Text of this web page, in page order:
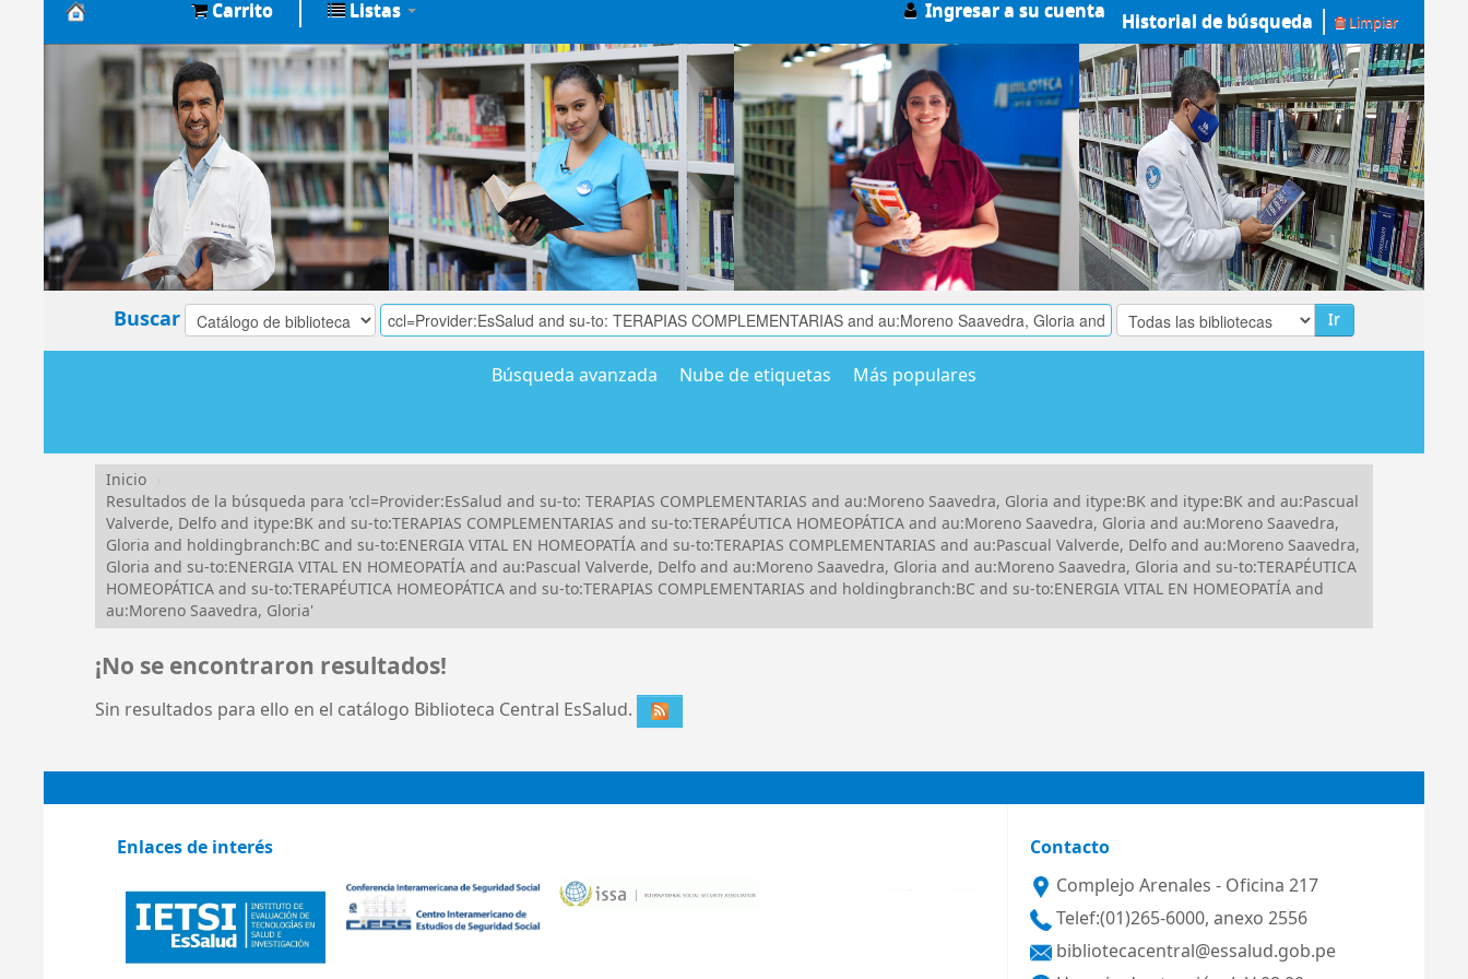
Biblioteca
Central
EsSalud
Carrito Listas Ingresar a su cuenta Historial de búsqueda Limpiar
Buscar Ir
Búsqueda avanzada Nube de etiquetas Más populares
Inicio
Resultados de la búsqueda para 'ccl=Provider:EsSalud and su-to: TERAPIAS COMPLEMENTARIAS and au:Moreno Saavedra, Gloria and itype:BK and itype:BK and au:Pascual
Valverde, Delfo and itype:BK and su-to:TERAPIAS COMPLEMENTARIAS and su-to:TERAPÉUTICA HOMEOPÁTICA and au:Moreno Saavedra, Gloria and au:Moreno Saavedra,
Gloria and holdingbranch:BC and su-to:ENERGIA VITAL EN HOMEOPATÍA and su-to:TERAPIAS COMPLEMENTARIAS and au:Pascual Valverde, Delfo and au:Moreno Saavedra,
Gloria and su-to:ENERGIA VITAL EN HOMEOPATÍA and au:Pascual Valverde, Delfo and au:Moreno Saavedra, Gloria and au:Moreno Saavedra, Gloria and su-to:TERAPÉUTICA
HOMEOPÁTICA and su-to:TERAPÉUTICA HOMEOPÁTICA and su-to:TERAPIAS COMPLEMENTARIAS and holdingbranch:BC and su-to:ENERGIA VITAL EN HOMEOPATÍA and
au:Moreno Saavedra, Gloria'
¡No se encontraron resultados!
Sin resultados para ello en el catálogo Biblioteca Central EsSalud.
Enlaces de interés
Contacto
Complejo Arenales - Oficina 217
Telef:(01)265-6000, anexo 2556
bibliotecacentral@essalud.gob.pe